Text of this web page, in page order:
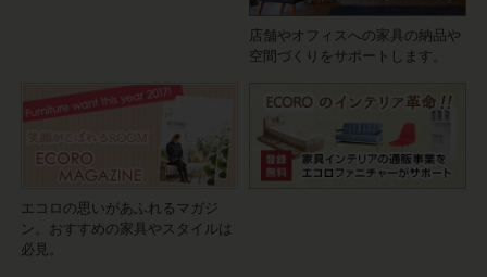
店舗やオフィスへの家具の納品や
空間づくりをサポートします。
エコロの思いがあふれるマガジ
ン。おすすめの家具やスタイルは
必見。